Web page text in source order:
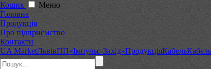
Кошик
Меню
Головна
Продукція
Про підприємство
Контакти
UA MarketЛьвівПП«Імпульс-Захід»ПродукціяКабель